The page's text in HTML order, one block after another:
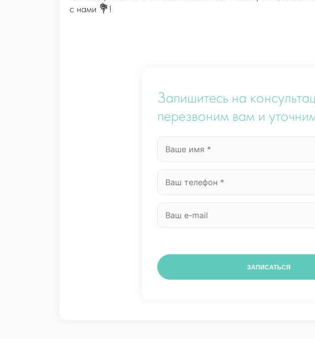
с нами 💐!
Запишитесь на
перезвоним вам и